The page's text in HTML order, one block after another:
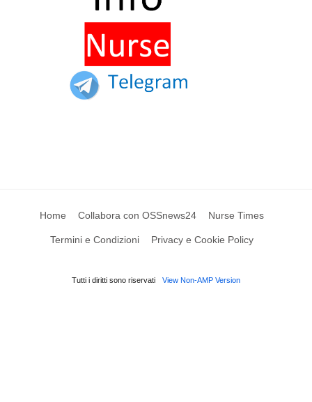
Home Collabora con OSSnews24 Nurse Times
Termini e Condizioni Privacy e Cookie Policy
Tutti i diritti sono riservati View Non-AMP Version